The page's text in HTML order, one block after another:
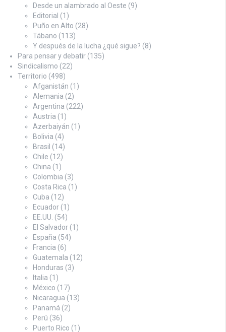
Desde un alambrado al Oeste (9)
Editorial (1)
Puño en Alto (28)
Tábano (113)
Y después de la lucha ¿qué sigue? (8)
Para pensar y debatir (135)
Sindicalismo (22)
Territorio (498)
Afganistán (1)
Alemania (2)
Argentina (222)
Austria (1)
Azerbaiyán (1)
Bolivia (4)
Brasil (14)
Chile (12)
China (1)
Colombia (3)
Costa Rica (1)
Cuba (12)
Ecuador (1)
EE.UU. (54)
El Salvador (1)
España (54)
Francia (6)
Guatemala (12)
Honduras (3)
Italia (1)
México (17)
Nicaragua (13)
Panamá (2)
Perú (36)
Puerto Rico (1)